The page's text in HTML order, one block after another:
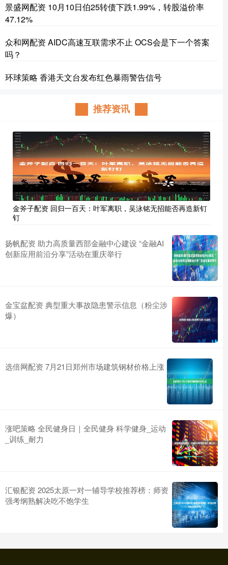
景盛网配资 10月10日伯25转债下跌1.99%，转股溢价率
47.12%
众和网配资 AIDC高速互联需求不止 OCS会是下一个答案
吗？
环球策略 香港天文台发布红色暴雨警告信号
推荐资讯
金斧子配资 回归一百天：叶军离职，吴泳铭无招能否再造新钉
钉
扬帆配资 助力高质量西部金融中心建设 “金融AI
创新应用前沿分享”活动在重庆举行
金宝盆配资 典型重大事故隐患警示信息（粉尘涉
爆）
选倍网配资 7月21日郑州市场建筑钢材价格上涨
涨吧策略 全民健身日｜全民健身 科学健身_运动
_训练_耐力
汇银配资 2025太原一对一辅导学校推荐榜：师资
强考纲熟解决吃不饱学生